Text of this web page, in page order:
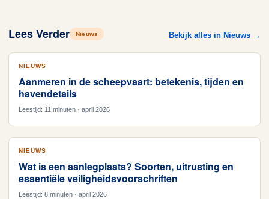
Lees Verder Nieuws Bekijk alles in Nieuws →
NIEUWS
Aanmeren in de scheepvaart: betekenis, tijden en
havendetails
Leestijd: 11 minuten · april 2026
NIEUWS
Wat is een aanlegplaats? Soorten, uitrusting en
essentiële veiligheidsvoorschriften
Leestijd: 8 minuten · april 2026